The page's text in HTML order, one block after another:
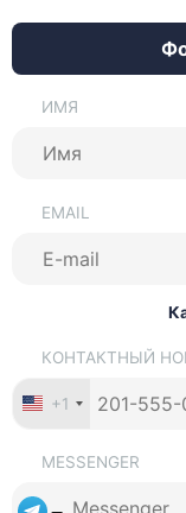
ИМЯ
EMAIL
КОНТАКТНЫЙ
+1
MESSENGER